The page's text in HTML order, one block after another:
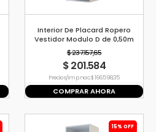
Interior De Placard Ropero
Vestidor Modulo D de 0,50m
$ 237.157,65
$ 201.584
Precio s/imp. nac. $ 166.598,35
COMPRAR AHORA
15% OFF